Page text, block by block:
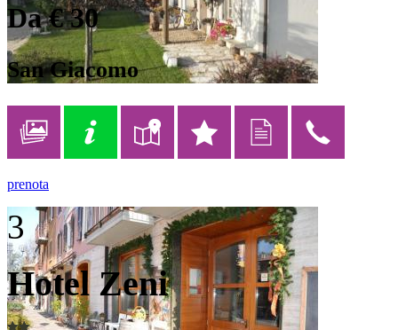
Da € 30
San Giacomo
prenota
3
Hotel Zeni